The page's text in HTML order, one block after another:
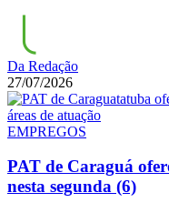
Da Redação
27/07/2026
EMPREGOS
PAT de Caraguá
nesta segunda (6)